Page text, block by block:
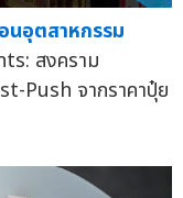
อุตสาหกรรม
สงคราม
Push จากราคาปุ๋ย